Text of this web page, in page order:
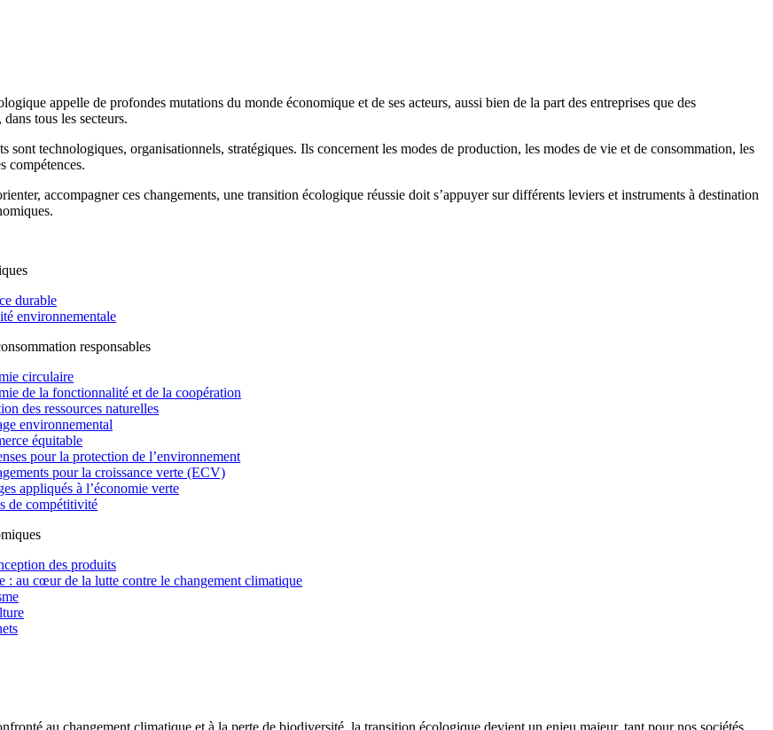
appelle de profondes mutations du monde économique et de ses acteurs, aussi bien de la part des entreprises que des
tous les secteurs.
sont technologiques, organisationnels, stratégiques. Ils concernent les modes de production, les modes de vie et de consommation, les
compétences.
accompagner ces changements, une transition écologique réussie doit s’appuyer sur différents leviers et instruments à destination
durable
environnementale
responsables
circulaire
de la fonctionnalité et de la coopération
des ressources naturelles
environnemental
équitable
pour la protection de l’environnement
pour la croissance verte (ECV)
appliqués à l’économie verte
de compétitivité
des produits
: au cœur de la lutte contre le changement climatique
au changement climatique et à la perte de biodiversité, la transition écologique devient un enjeu majeur, tant pour nos sociétés